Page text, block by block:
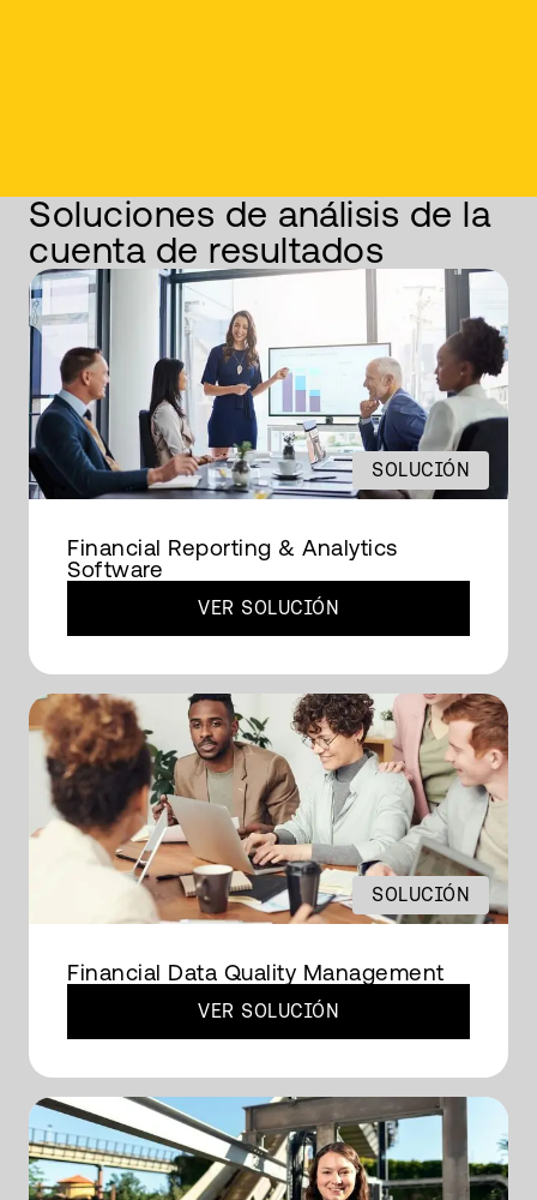
Soluciones de análisis de la
cuenta de resultados
SOLUCIÓN
Financial Reporting & Analytics
Software
VER SOLUCIÓN
SOLUCIÓN
Financial Data Quality Management
VER SOLUCIÓN